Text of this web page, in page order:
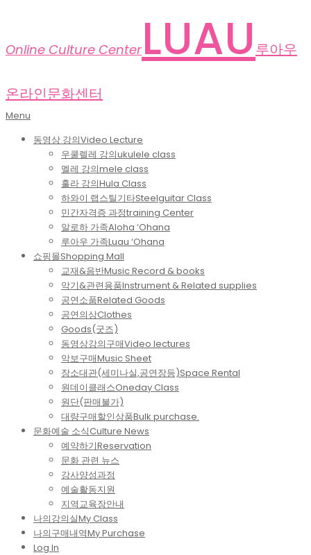
Online Culture Center LUAU 루아우
온라인문화센터
Primary
Menu
Menu
동영상 강의Video Lecture
우쿨렐레 강의ukulele class
멜레 강의mele class
훌라 강의Hula Class
하와이 랩스틸기타Steelguitar Class
민간자격증 과정training Center
알로하 가족Aloha ‘Ohana
루아우 가족Luau ‘Ohana
쇼핑몰Shopping Mall
교재&음반Music Record & books
악기&관련용품Instrument & Related supplies
공연소품Related Goods
공연의상Clothes
Goods(굿즈)
동영상강의구매Video lectures
악보구매Music Sheet
장소대관(세미나실,공연장등)Space Rental
원데이클래스Oneday Class
원단(판매불가)
대량구매할인상품Bulk purchase.
문화예술 소식Culture News
예약하기Reservation
문화 관련 뉴스
강사양성과정
예술활동지원
지역교육장안내
나의강의실My Class
나의구매내역My Purchase
Log In